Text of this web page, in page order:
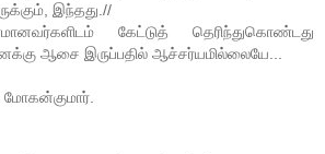
இந்தது.//
கேட்டுத் தெரிந்துகொண்டது
ஆசை இருப்பதில் ஆச்சர்யமில்லையே...
மோகன்குமார்.